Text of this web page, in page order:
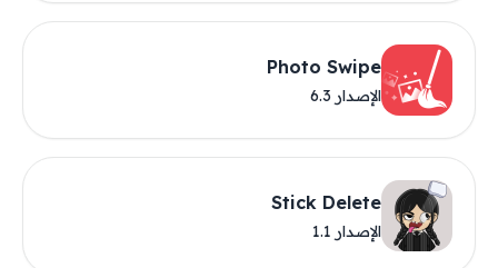
Photo Swipe
الإصدار 6.3
Stick Delete
الإصدار 1.1